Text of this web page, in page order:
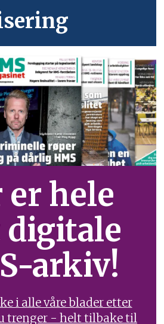
er hele
arkiv!
i alle våre blader etter
trenger - helt tilbake til